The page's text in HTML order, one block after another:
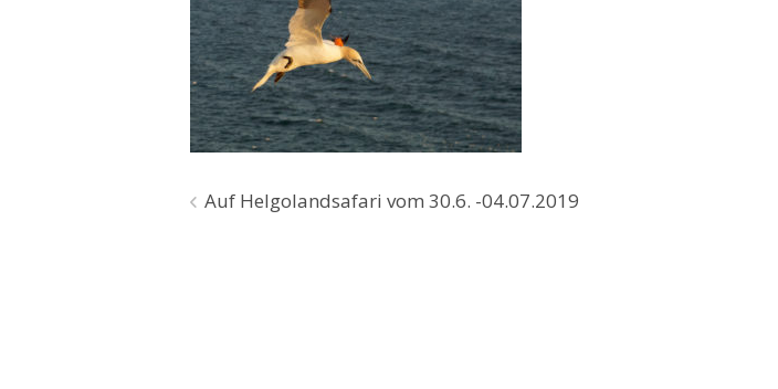
Beitragsnavigation
Auf Helgolandsafari vom 30.6. -04.07.2019